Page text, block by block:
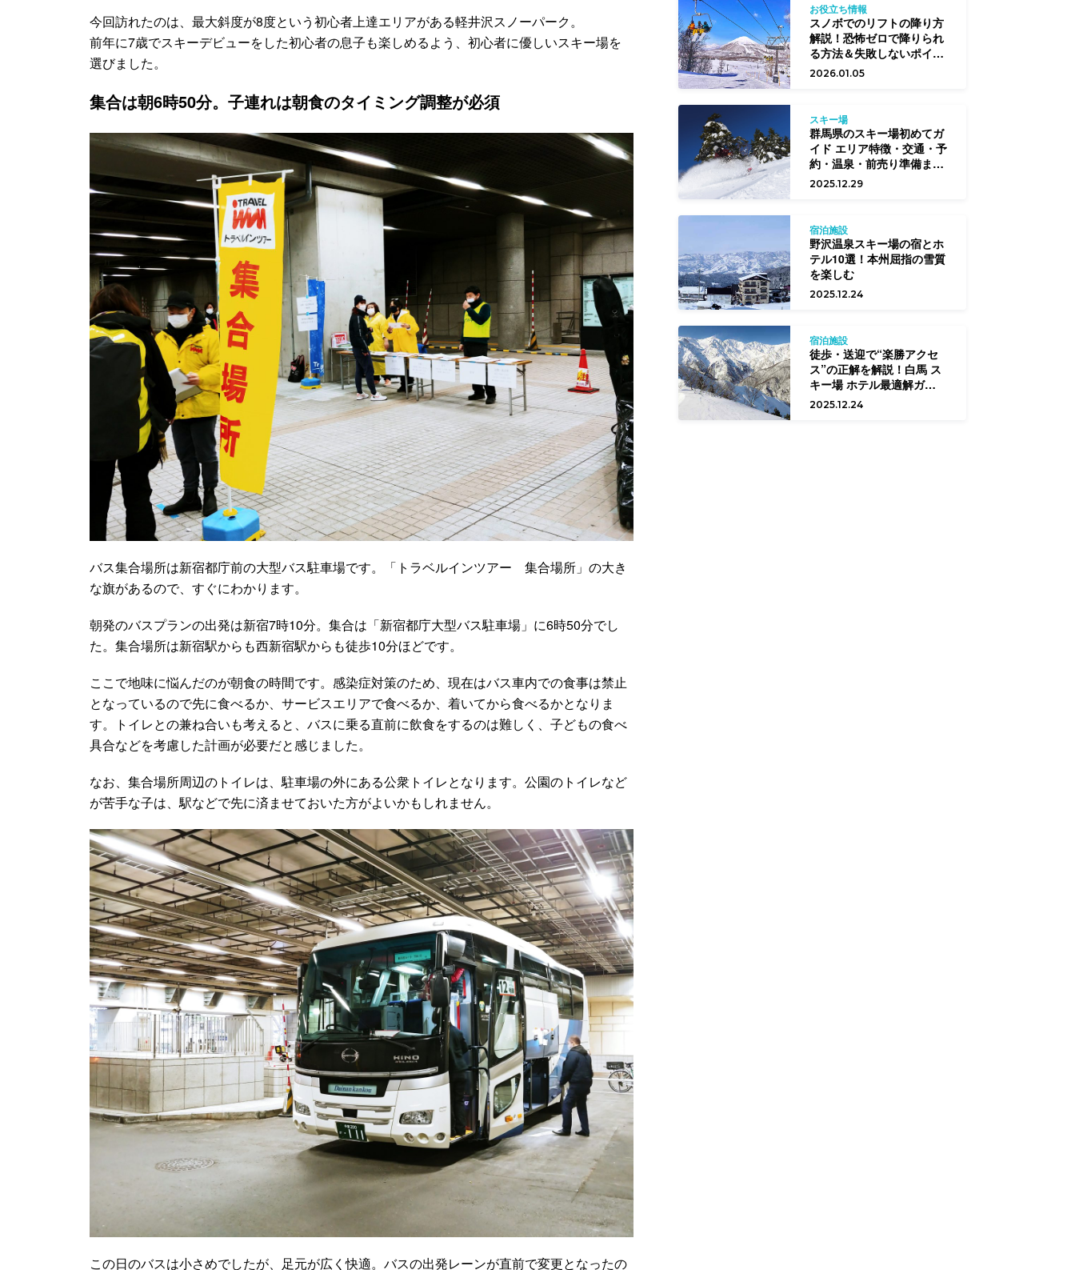
今回訪れたのは、最大斜度が8度という初心者上達エリアがある軽井沢スノーパーク。
前年に7歳でスキーデビューをした初心者の息子も楽しめるよう、初心者に優しいスキー場を
選びました。
集合は朝6時50分。子連れは朝食のタイミング調整が必須
バス集合場所は新宿都庁前の大型バス駐車場です。「トラベルインツアー 集合場所」の大き
な旗があるので、すぐにわかります。
朝発のバスプランの出発は新宿7時10分。集合は「新宿都庁大型バス駐車場」に6時50分でし
た。集合場所は新宿駅からも西新宿駅からも徒歩10分ほどです。
ここで地味に悩んだのが朝食の時間です。感染症対策のため、現在はバス車内での食事は禁止
となっているので先に食べるか、サービスエリアで食べるか、着いてから食べるかとなりま
す。トイレとの兼ね合いも考えると、バスに乗る直前に飲食をするのは難しく、子どもの食べ
具合などを考慮した計画が必要だと感じました。
なお、集合場所周辺のトイレは、駐車場の外にある公衆トイレとなります。公園のトイレなど
が苦手な子は、駅などで先に済ませておいた方がよいかもしれません。
この日のバスは小さめでしたが、足元が広く快適。バスの出発レーンが直前で変更となったの
お役立ち情報
スノボでのリフトの降り方
解説！恐怖ゼロで降りられ
る方法＆失敗しないポイン
ト
2026.01.05
スキー場
群馬県のスキー場初めてガ
イド エリア特徴・交通・予
約・温泉・前売り準備まで
完全網羅
2025.12.29
宿泊施設
野沢温泉スキー場の宿とホ
テル10選！本州屈指の雪質
を楽しむ
2025.12.24
宿泊施設
徒歩・送迎で“楽勝アクセ
ス”の正解を解説！白馬 ス
キー場 ホテル最適解ガイド
【初中級向け】
2025.12.24